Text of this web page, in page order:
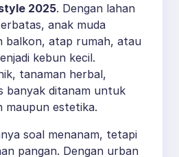
2025. Dengan lahan
anak muda
balkon, atap rumah, atau
kebun kecil.
tanaman herbal,
banyak ditanam untuk
maupun estetika.
soal menanam, tetapi
pangan. Dengan urban